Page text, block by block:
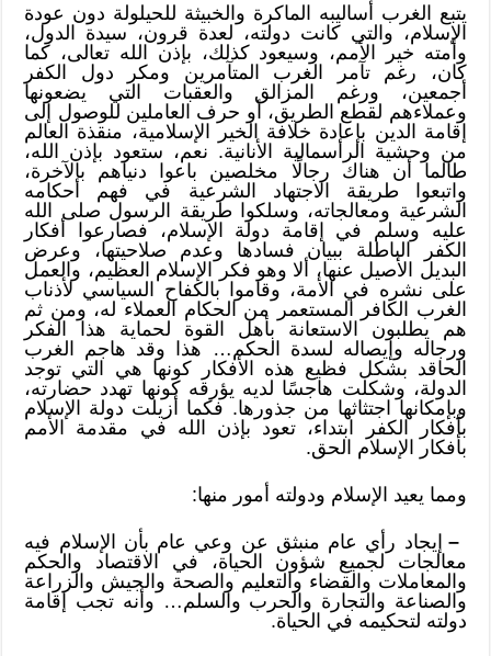
يتبع الغرب أساليبه الماكرة والخبيثة للحيلولة دون عودة
الإسلام، والتي كانت دولته، لعدة قرون، سيدة الدول،
وأمته خير الأمم، وسيعود كذلك، بإذن الله تعالى، كما
كان، رغم تآمر الغرب المتآمرين ومكر دول الكفر
أجمعين، ورغم المزالق والعقبات التي يضعونها
وعملاءهم لقطع الطريق، أو حرف العاملين للوصول إلى
إقامة الدين بإعادة خلافة الخير الإسلامية، منقذة العالم
من وحشية الرأسمالية الأنانية. نعم، ستعود بإذن الله،
طالما أن هناك رجالًا مخلصين باعوا دنياهم بالآخرة،
واتبعوا طريقة الاجتهاد الشرعية في فهم أحكامه
الشرعية ومعالجاته، وسلكوا طريقة الرسول صلى الله
عليه وسلم في إقامة دولة الإسلام، فصارعوا أفكار
الكفر الباطلة ببيان فسادها وعدم صلاحيتها، وعرض
البديل الأصيل عنها، ألا وهو فكر الإسلام العظيم، والعمل
على نشره في الأمة، وقاموا بالكفاح السياسي لأذناب
الغرب الكافر المستعمر من الحكام العملاء له، ومن ثم
هم يطلبون الاستعانة بأهل القوة لحماية هذا الفكر
ورجاله وإيصاله لسدة الحكم… هذا وقد هاجم الغرب
الحاقد بشكل فظيع هذه الأفكار كونها هي التي توجد
الدولة، وشكلت هاجسًا لديه يؤرقه كونها تهدد حضارته،
وبإمكانها اجتثاثها من جذورها. فكما أزيلت دولة الإسلام
بأفكار الكفر ابتداء، تعود بإذن الله في مقدمة الأمم
بأفكار الإسلام الحق.
ومما يعيد الإسلام ودولته أمور منها:
– إيجاد رأي عام منبثق عن وعي عام بأن الإسلام فيه
معالجات لجميع شؤون الحياة، في الاقتصاد والحكم
والمعاملات والقضاء والتعليم والصحة والجيش والزراعة
والصناعة والتجارة والحرب والسلم… وأنه تجب إقامة
دولته لتحكيمه في الحياة.